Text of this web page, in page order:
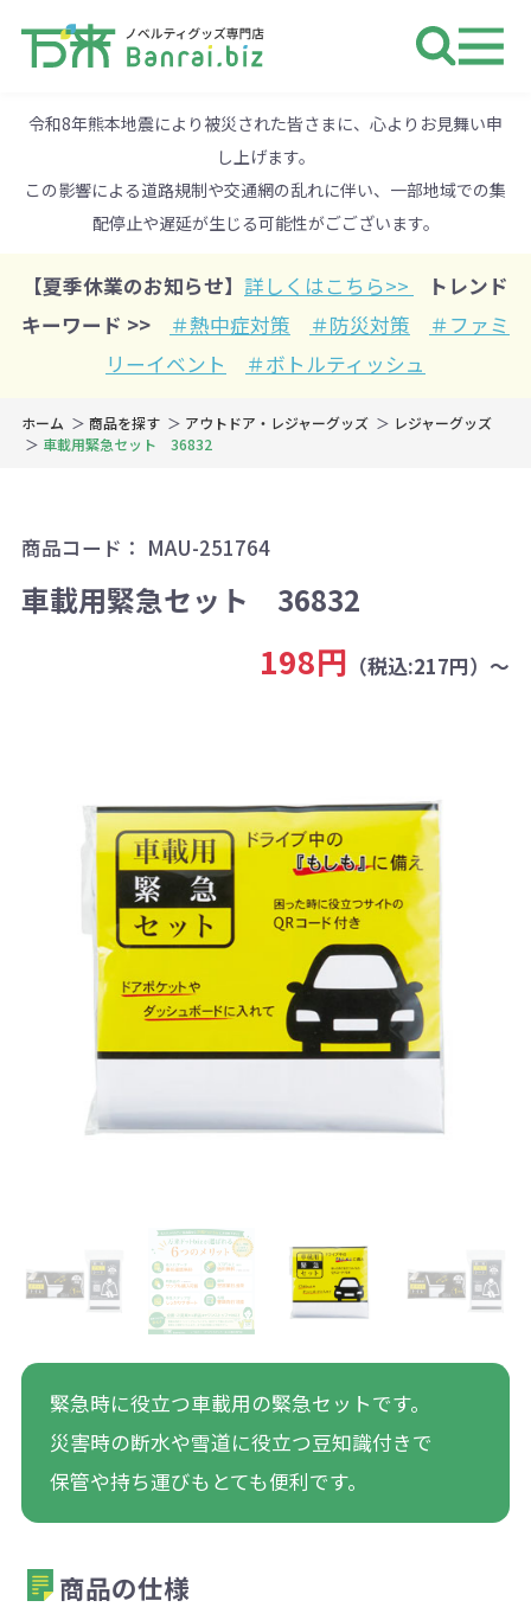
令和8年熊本地震により被災された皆さまに、心よりお見舞い申
し上げます。
この影響による道路規制や交通網の乱れに伴い、一部地域での集
配停止や遅延が生じる可能性がごございます。
【夏季休業のお知らせ】 詳しくはこちら>>
トレンド
キーワード >>
＃熱中症対策 ＃防災対策
＃ファミ
リーイベント
＃ボトルティッシュ
ホーム 商品を探す アウトドア・レジャーグッズ
レジャーグッズ
車載用緊急セット 36832
商品コード： MAU-251764
車載用緊急セット 36832
198円 （税込:217円）～
緊急時に役立つ車載用の緊急セットです。
災害時の断水や雪道に役立つ豆知識付きで
保管や持ち運びもとても便利です。
商品の仕様